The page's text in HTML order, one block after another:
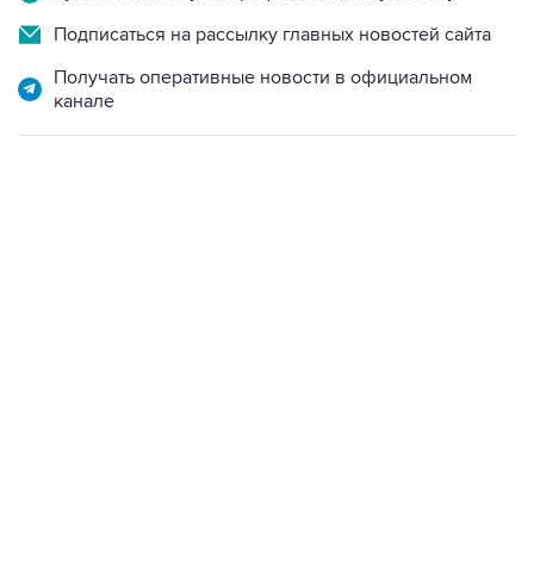
Получать оперативные новости в официальном